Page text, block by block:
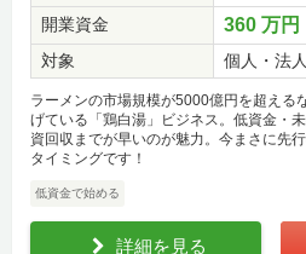
開業資金
360 万円
対象 個人・法人
ラーメンの市場規模が5000億円を超える
げている「鶏白湯」ビジネス。低資金・
資回収までが早いのが魅力。今まさに先
タイミングです！
低資金で始める
詳細を見る